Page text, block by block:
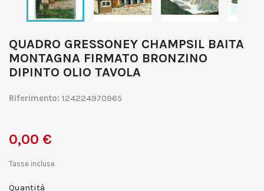
QUADRO GRESSONEY CHAMPSIL BAITA
MONTAGNA FIRMATO BRONZINO
DIPINTO OLIO TAVOLA
Riferimento: 124224970965
0,00 €
Tasse incluse
Quantità